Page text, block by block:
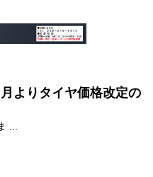
よりタイヤ価格改定の
...